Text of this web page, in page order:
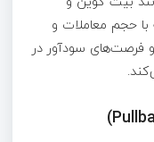
با حجم معاملات و
و فرصت‌های سودآور در